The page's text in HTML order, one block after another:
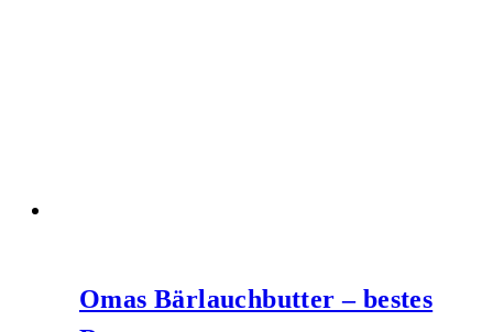
Omas Bärlauchbutter – bestes